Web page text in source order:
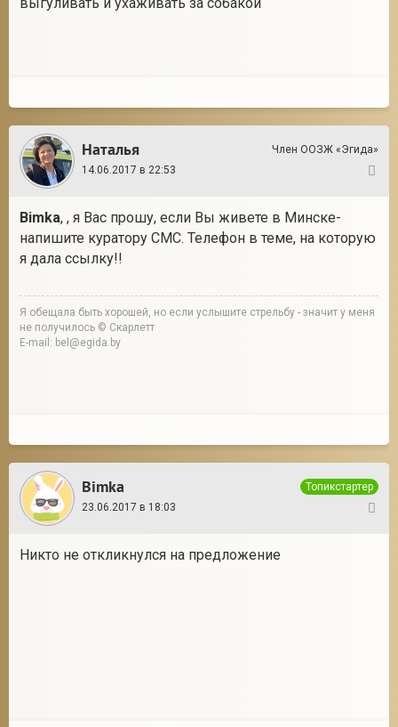
Наталья
Член ООЗЖ «Эгида»
14.06.2017 в 22:53
Bimka, , я Вас прошу, если Вы живете в Минске-
напишите куратору СМС. Телефон в теме, на которую
я дала ссылку!!
Я обещала быть хорошей, но если услышите стрельбу - значит у меня
не получилось © Скарлетт
E-mail: bel@egida.by
Bimka
Топикстартер
23.06.2017 в 18:03
Никто не откликнулся на предложение